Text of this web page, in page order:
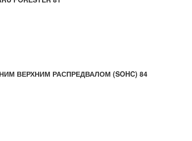
ВЕРХНИМ РАСПРЕДВАЛОМ (SOHC) 84